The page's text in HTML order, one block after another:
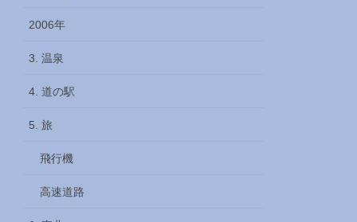
2006年
3. 温泉
4. 道の駅
5. 旅
飛行機
高速道路